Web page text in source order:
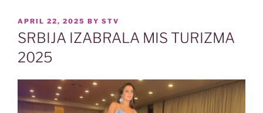
POSTED
ON
APRIL 22, 2025 BY STV
SRBIJA IZABRALA MIS TURIZMA
2025